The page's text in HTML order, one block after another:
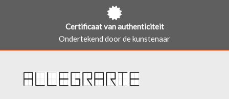
Certificaat van authenticiteit
Ondertekend door de kunstenaar